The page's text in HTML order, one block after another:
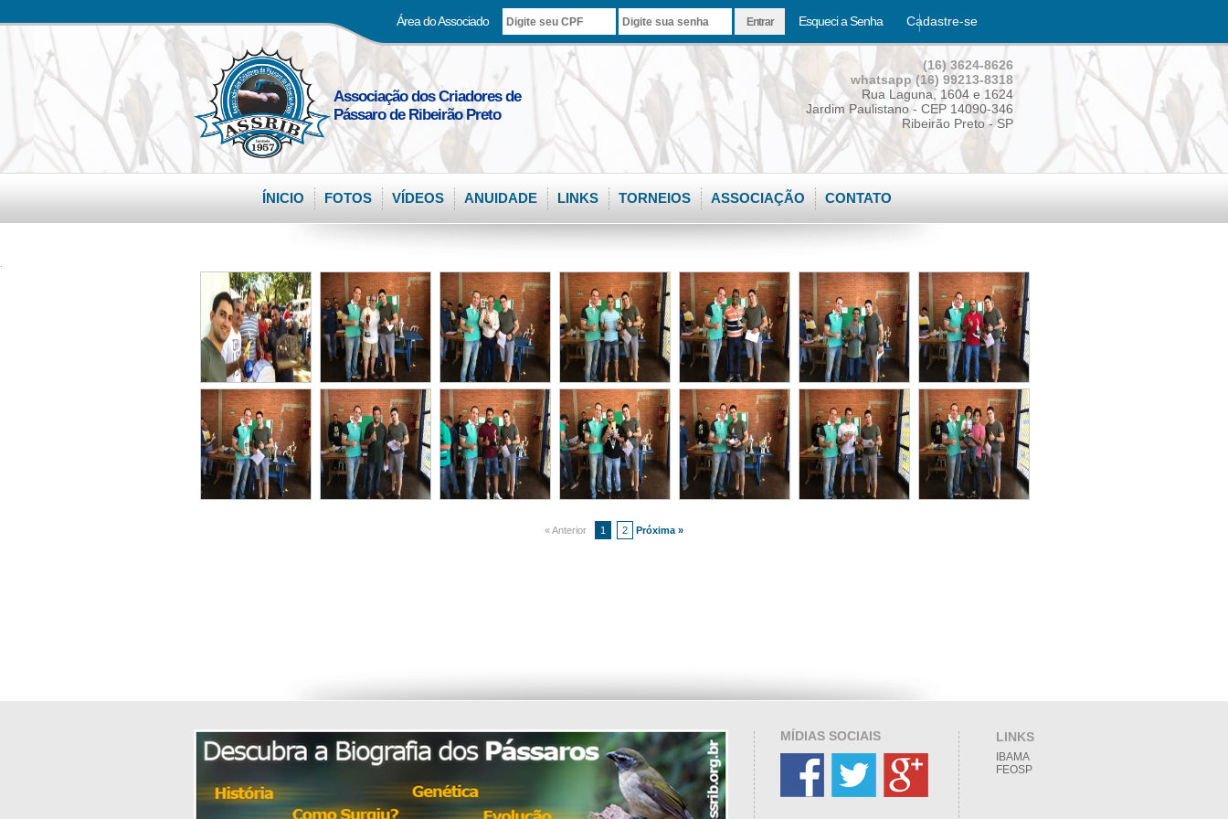
Área do Associado Esqueci a Senha Cadastre-se
Associação dos Criadores de
Pássaro de Ribeirão Preto
(16) 3624-8626
whatsapp (16) 99213-8318
Rua Laguna, 1604 e 1624
Jardim Paulistano - CEP 14090-346
Ribeirão Preto - SP
ÍNICIO FOTOS VÍDEOS ANUIDADE LINKS TORNEIOS ASSOCIAÇÃO CONTATO
« Anterior 1 2 Próxima »
MÍDIAS SOCIAIS LINKS
IBAMA
FEOSP